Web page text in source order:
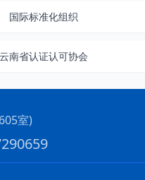
国际标准化组织
云南省认证认可协会
室)